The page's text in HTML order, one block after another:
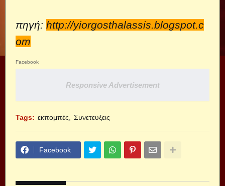
πηγή: http://yiorgosthalassis.blogspot.c
om
Facebook
Responsive Advertisement
Tags: εκπομπές Συνετευξεις
Facebook